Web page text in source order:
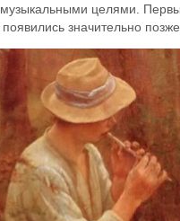
целями.
значительно позже.